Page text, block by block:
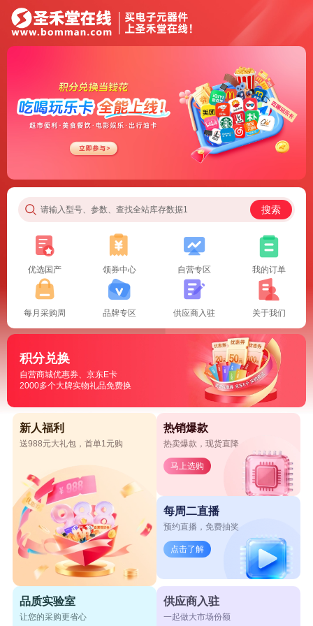
请输入型号、参数、查找全站库存数据1 搜索
优选国产 领券中心 自营专区 我的订单
每月采购周 品牌专区 供应商入驻 关于我们
积分兑换
自营商城优惠券、京东E卡
2000多个大牌实物礼品免费换
新人福利
送988元大礼包，首单1元购
热销爆款
热卖爆款，现货直降
马上选购
每周二直播
预约直播，免费抽奖
点击了解
品质实验室
让您的采购更省心
供应商入驻
一起做大市场份额